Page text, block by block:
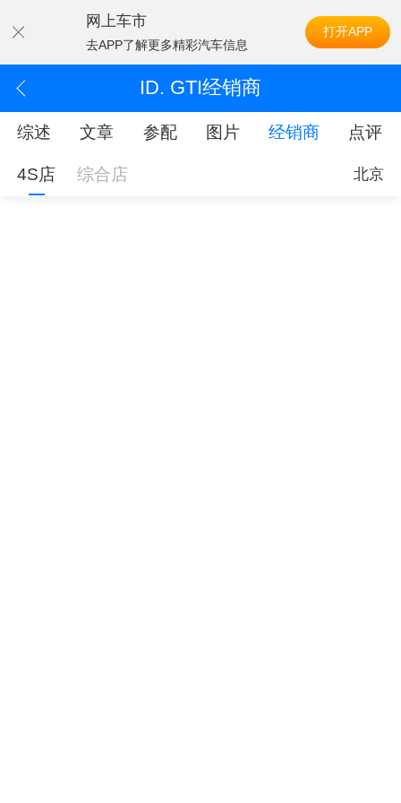
网上车市
去APP了解更多精彩汽车信息
打开APP
ID. GTI经销商
综述 文章 参配 图片 经销商 点评
4S店 综合店 北京